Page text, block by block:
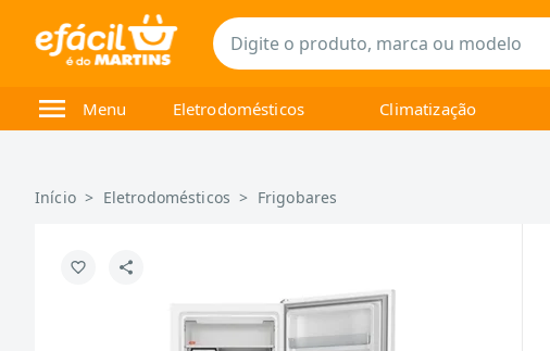
Menu Eletrodomésticos Climatização
Início > Eletrodomésticos > Frigobares